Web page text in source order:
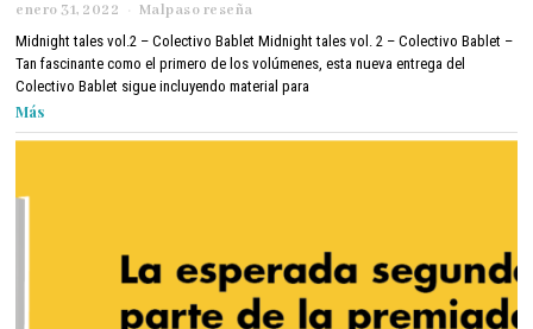
enero 31, 2022
e
r
e
o
2
Malpaso reseña
Midnight tales vol.2 – Colectivo Bablet Midnight tales vol. 2 – Colectivo Bablet –
Tan fascinante como el primero de los volúmenes, esta nueva entrega del
Colectivo Bablet sigue incluyendo material para
Más